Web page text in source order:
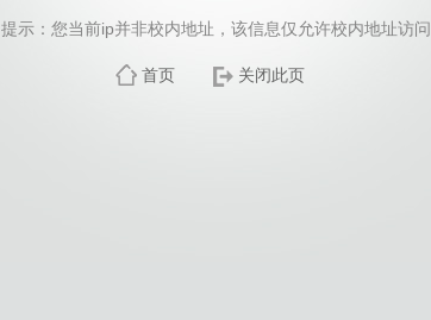
提示：您当前ip并非校内地址，该信息仅允许校内地址访问
首页 关闭此页